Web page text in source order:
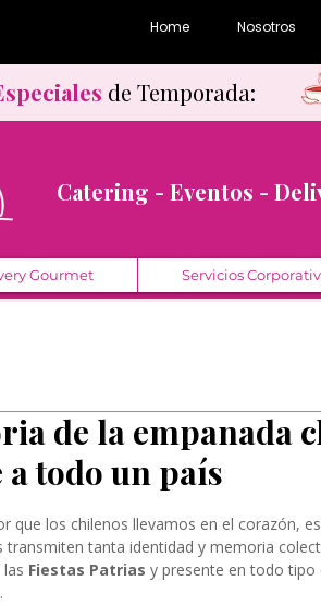
Home Nosotros
de
Catering - Eventos -
Gourmet Servicios
de la empanada
a todo un país
de 5 estrellas.
que los chilenos llevamos en el corazón,
transmiten tanta identidad y memoria
Fiestas Patrias y presente en todo tipo